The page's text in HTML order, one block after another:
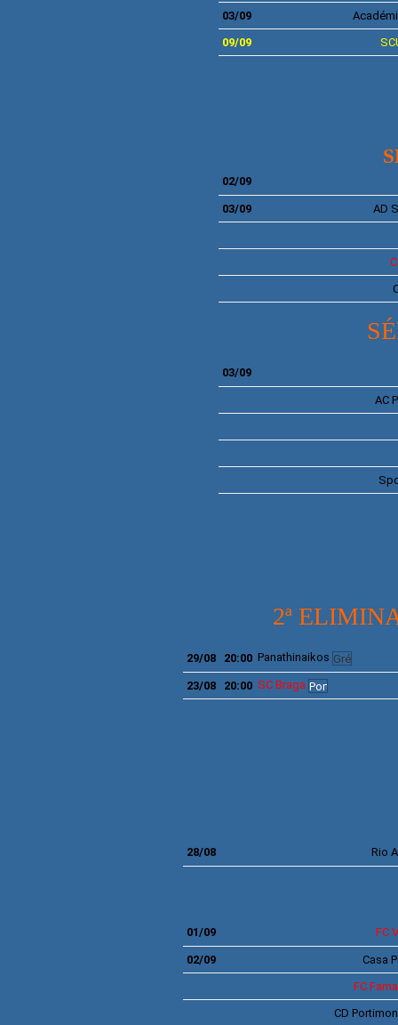
03/09
09/09
02/09
03/09 AD
03/09
AC
2ª
29/08 20:00 Panathinaikos
23/08 20:00 SC Braga
28/08 Rio
01/09 FC
02/09
Casa
FC
CD